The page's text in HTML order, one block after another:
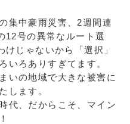
集中豪雨災害、2週間連
12号の異常なルート選
じゃないから「選択」
いろありすぎてます。
いの地域で大きな被害に
します。
代、だからこそ、マイン